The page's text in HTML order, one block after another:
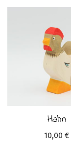
Hahn
10,00 €